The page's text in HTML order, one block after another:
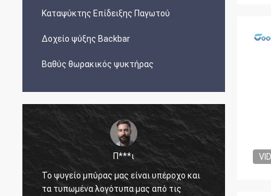
Καταψύκτης Επίδειξης Παγωτού
Δοχείο ψύξης Backbar
Βαθύς θωρακικός ψυκτήρας
Π***ι
Το ψυγείο μπύρας μας είναι υπέροχο και
τα τυπωμένα λογότυπα μας από τις